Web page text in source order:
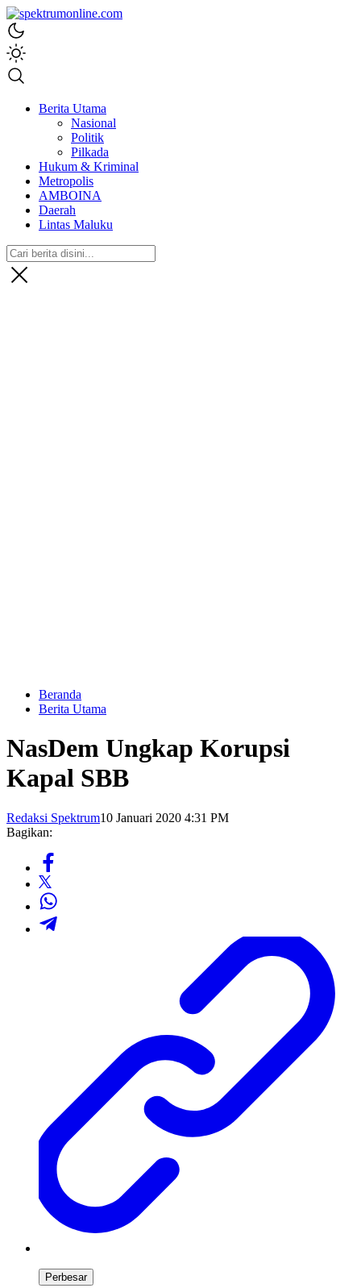
spektrumonline.com
Berita Utama
Nasional
Politik
Pilkada
Hukum & Kriminal
Metropolis
AMBOINA
Daerah
Lintas Maluku
Beranda
Berita Utama
NasDem Ungkap Korupsi
Kapal SBB
Redaksi Spektrum10 Januari 2020 4:31 PM
Bagikan:
Perbesar